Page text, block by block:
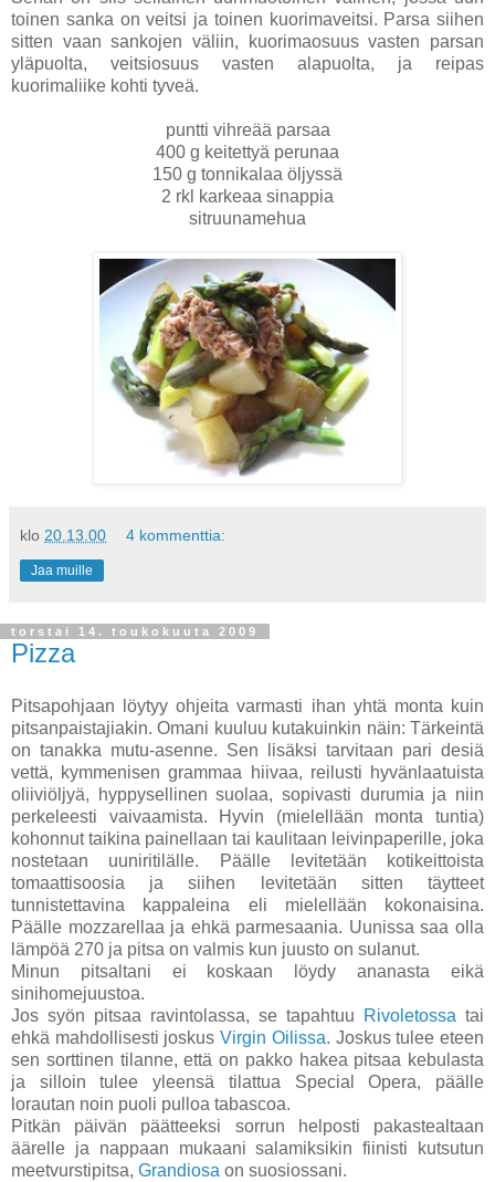
toinen sanka on veitsi ja toinen kuorimaveitsi. Parsa siihen
sitten vaan sankojen väliin, kuorimaosuus vasten parsan
yläpuolta, veitsiosuus vasten alapuolta, ja reipas
kuorimaliike kohti tyveä.
puntti vihreää parsaa
400 g keitettyä perunaa
150 g tonnikalaa öljyssä
2 rkl karkeaa sinappia
sitruunamehua
klo 20.13.00 4 kommenttia:
Jaa muille
torstai 14. toukokuuta 2009
Pizza
Pitsapohjaan löytyy ohjeita varmasti ihan yhtä monta kuin
pitsanpaistajiakin. Omani kuuluu kutakuinkin näin: Tärkeintä
on tanakka mutu-asenne. Sen lisäksi tarvitaan pari desiä
vettä, kymmenisen grammaa hiivaa, reilusti hyvänlaatuista
oliiviöljyä, hyppysellinen suolaa, sopivasti durumia ja niin
perkeleesti vaivaamista. Hyvin (mielellään monta tuntia)
kohonnut taikina painellaan tai kaulitaan leivinpaperille, joka
nostetaan uuniritilälle. Päälle levitetään kotikeittoista
tomaattisoosia ja siihen levitetään sitten täytteet
tunnistettavina kappaleina eli mielellään kokonaisina.
Päälle mozzarellaa ja ehkä parmesaania. Uunissa saa olla
lämpöä 270 ja pitsa on valmis kun juusto on sulanut.
Minun pitsaltani ei koskaan löydy ananasta eikä
sinihomejuustoa.
Jos syön pitsaa ravintolassa, se tapahtuu
Rivoletossa tai
ehkä mahdollisesti joskusVirgin Oilissa. Joskus tulee eteen
sen sorttinen tilanne, että on pakko hakea pitsaa kebulasta
ja silloin tulee yleensä tilattua Special Opera, päälle
lorautan noin puoli pulloa tabascoa.
Pitkän päivän päätteeksi sorrun helposti pakastealtaan
äärelle ja nappaan mukaani salamiksikin fiinisti kutsutun
meetvurstipitsa, Grandiosa on suosiossani.